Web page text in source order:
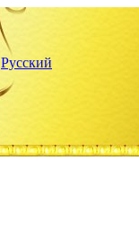
Русский